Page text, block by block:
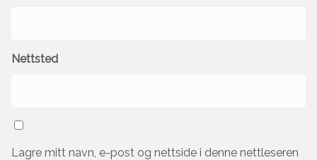
Nettsted
Lagre mitt navn, e-post og nettside i denne nettleseren